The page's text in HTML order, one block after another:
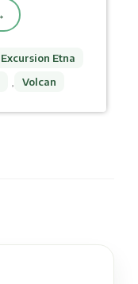
Excursion Etna
Volcan